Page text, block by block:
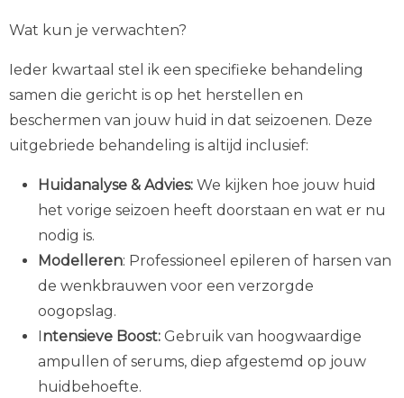
Wat kun je verwachten?
Ieder kwartaal stel ik een specifieke behandeling
samen die gericht is op het herstellen en
beschermen van jouw huid in dat seizoenen. Deze
uitgebriede behandeling is altijd inclusief:
Huidanalyse & Advies: We kijken hoe jouw huid
het vorige seizoen heeft doorstaan en wat er nu
nodig is.
Modelleren: Professioneel epileren of harsen van
de wenkbrauwen voor een verzorgde
oogopslag.
Intensieve Boost: Gebruik van hoogwaardige
ampullen of serums, diep afgestemd op jouw
huidbehoefte.